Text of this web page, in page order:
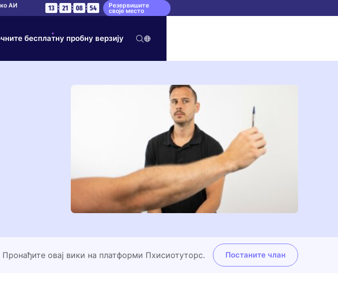
АИ 13 : 21 : 08 : 53 Резервишите
своје место
бесплатну пробну верзију
Пронађите овај вики на платформи Пхисиотуторс. Постаните члан